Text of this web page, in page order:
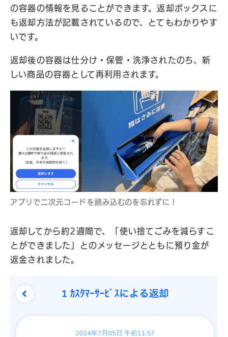
の容器の情報を見ることができます。返却ボックスに
も返却方法が記載されているので、とてもわかりやす
いです。
返却後の容器は仕分け・保管・洗浄されたのち、新
しい商品の容器として再利用されます。
アプリで二次元コードを読み込むのを忘れずに！
返却してから約2週間で、「使い捨てごみを減らすこ
とができました」とのメッセージとともに預り金が
返金されました。